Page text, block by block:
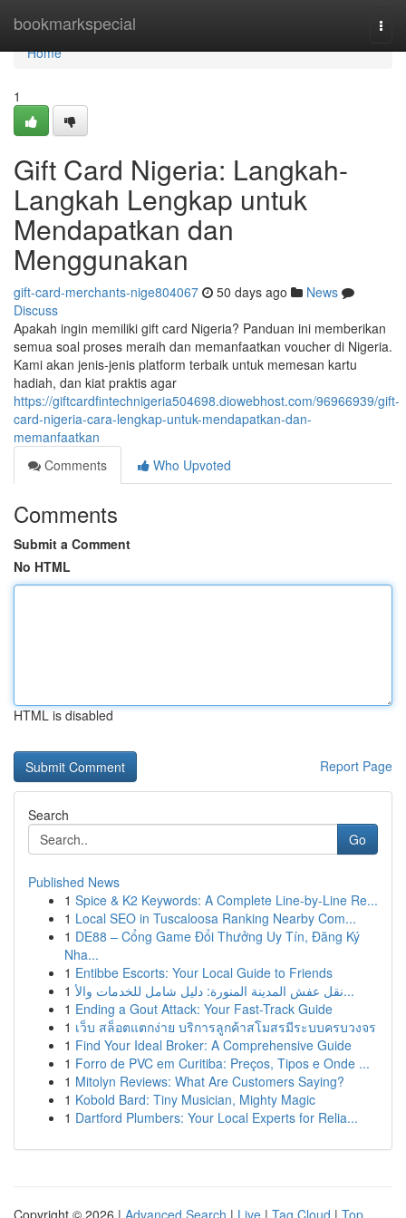
bookmarkspecial
Home
Home
1
Gift Card Nigeria: Langkah-
Langkah Lengkap untuk
Mendapatkan dan
Menggunakan
gift-card-merchants-nige804067 50 days ago
News
Discuss
Apakah ingin memiliki gift card Nigeria? Panduan ini memberikan
semua soal proses meraih dan memanfaatkan voucher di Nigeria.
Kami akan jenis-jenis platform terbaik untuk memesan kartu
hadiah, dan kiat praktis agar
https://giftcardfintechnigeria504698.diowebhost.com/96966939/gift-
card-nigeria-cara-lengkap-untuk-mendapatkan-dan-
memanfaatkan
Comments
Who Upvoted
Comments
Submit a Comment
No HTML
HTML is disabled
Report Page
Search
Go
Published News
1 Spice & K2 Keywords: A Complete Line-by-Line Re...
1 Local SEO in Tuscaloosa Ranking Nearby Com...
1 DE88 – Cổng Game Đổi Thưởng Uy Tín, Đăng Ký
Nha...
1 Entibbe Escorts: Your Local Guide to Friends
1
نقل عفش المدينة المنورة: دليل شامل للخدمات والأ...
1 Ending a Gout Attack: Your Fast-Track Guide
1 เว็บ สล็อตแตกง่าย บริการลูกค้าสโมสรมีระบบครบวงจร
1 Find Your Ideal Broker: A Comprehensive Guide
1 Forro de PVC em Curitiba: Preços, Tipos e Onde ...
1 Mitolyn Reviews: What Are Customers Saying?
1 Kobold Bard: Tiny Musician, Mighty Magic
1 Dartford Plumbers: Your Local Experts for Relia...
Copyright © 2026 | Advanced Search | Live | Tag Cloud | Top